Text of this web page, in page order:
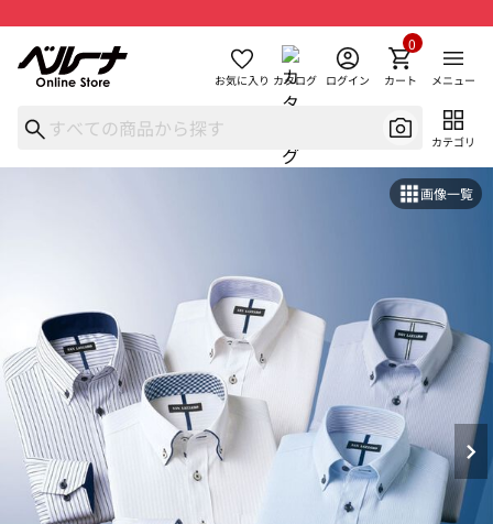
お気に入り カタログ ログイン カート
0
メニュー
カテゴリ
画像一覧